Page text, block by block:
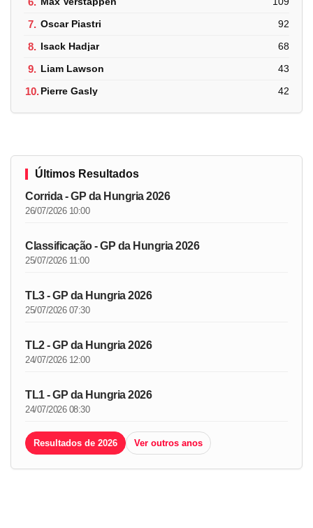
7. Oscar Piastri 92
8. Isack Hadjar 68
9. Liam Lawson 43
10.Pierre Gasly 42
Últimos Resultados
Corrida - GP da Hungria 2026
26/07/2026 10:00
Classificação - GP da Hungria 2026
25/07/2026 11:00
TL3 - GP da Hungria 2026
25/07/2026 07:30
TL2 - GP da Hungria 2026
24/07/2026 12:00
TL1 - GP da Hungria 2026
24/07/2026 08:30
Resultados de 2026 Ver outros anos